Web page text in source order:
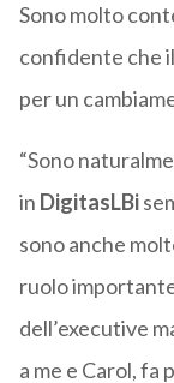
Sono molto
confidente che
per un
“Sono
in DigitasLBi
sono anche
ruolo
dell’executive
a me e Carol,